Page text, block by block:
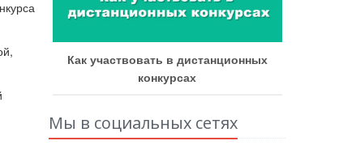
Как участвовать в дистанционных
конкурсах
Мы в социальных сетях